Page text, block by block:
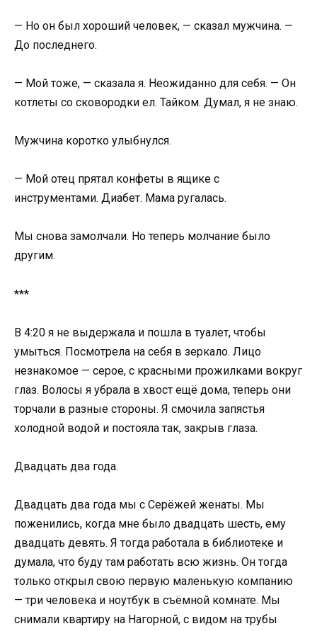
— Но он был хороший человек, — сказал мужчина. —
До последнего.
— Мой тоже, — сказала я. Неожиданно для себя. — Он
котлеты со сковородки ел. Тайком. Думал, я не знаю.
Мужчина коротко улыбнулся.
— Мой отец прятал конфеты в ящике с
инструментами. Диабет. Мама ругалась.
Мы снова замолчали. Но теперь молчание было
другим.
***
В 4:20 я не выдержала и пошла в туалет, чтобы
умыться. Посмотрела на себя в зеркало. Лицо
незнакомое — серое, с красными прожилками вокруг
глаз. Волосы я убрала в хвост ещё дома, теперь они
торчали в разные стороны. Я смочила запястья
холодной водой и постояла так, закрыв глаза.
Двадцать два года.
Двадцать два года мы с Серёжей женаты. Мы
поженились, когда мне было двадцать шесть, ему
двадцать девять. Я тогда работала в библиотеке и
думала, что буду там работать всю жизнь. Он тогда
только открыл свою первую маленькую компанию
— три человека и ноутбук в съёмной комнате. Мы
снимали квартиру на Нагорной, с видом на трубы